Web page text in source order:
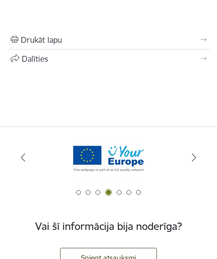
Drukāt lapu
Dalīties
Vai šī informācija bija noderīga?